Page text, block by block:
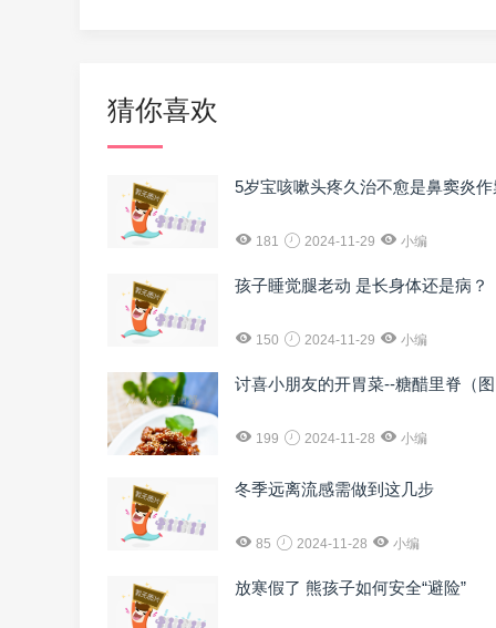
猜你喜欢
5岁宝咳嗽头疼久治不愈是鼻窦炎作
181 2024-11-29 小编
孩子睡觉腿老动 是长身体还是病？
150 2024-11-29 小编
讨喜小朋友的开胃菜--糖醋里脊（
199 2024-11-28 小编
冬季远离流感需做到这几步
85 2024-11-28 小编
放寒假了 熊孩子如何安全“避险”